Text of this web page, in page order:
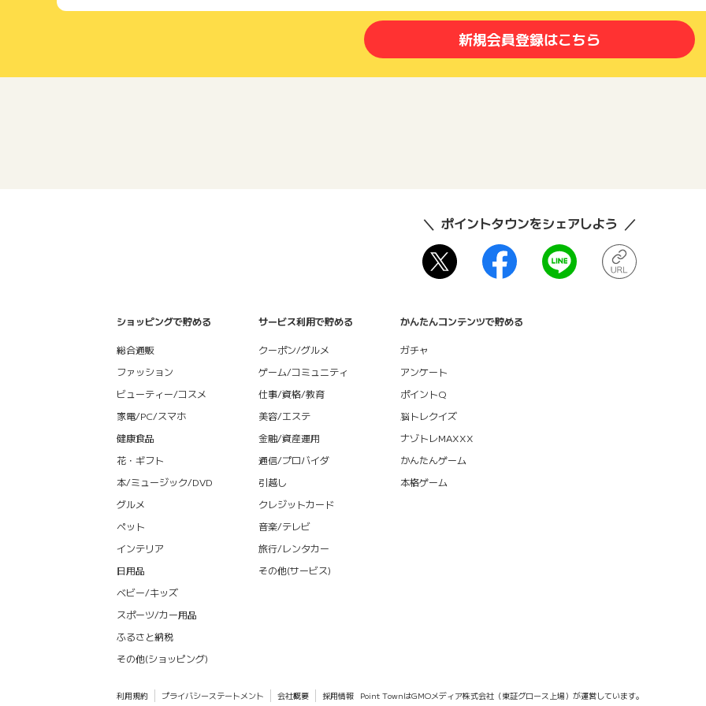
新規会員登録はこちら
ポイントタウンをシェアしよう
ショッピングで貯める
総合通販
ファッション
ビューティー/コスメ
家電/PC/スマホ
健康食品
花・ギフト
本/ミュージック/DVD
グルメ
ペット
インテリア
日用品
ベビー/キッズ
スポーツ/カー用品
ふるさと納税
その他(ショッピング)
サービス利用で貯める
クーポン/グルメ
ゲーム/コミュニティ
仕事/資格/教育
美容/エステ
金融/資産運用
通信/プロバイダ
引越し
クレジットカード
音楽/テレビ
旅行/レンタカー
その他(サービス)
かんたんコンテンツで貯める
ガチャ
アンケート
ポイントQ
脳トレクイズ
ナゾトレMAXXX
かんたんゲーム
本格ゲーム
利用規約 プライバシーステートメント 会社概要 採用情報 Point TownはGMOメディア株式会社（東証グロース上場）が運営しています。